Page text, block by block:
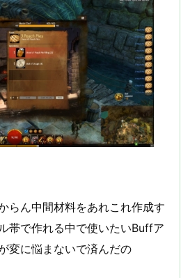
らん中間材料をあれこれ作成す
帯で作れる中で使いたいBuffア
変に悩まないで済んだの